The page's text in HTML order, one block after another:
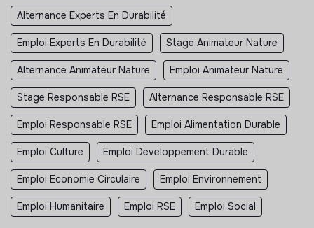
Alternance Experts En Durabilité
Emploi Experts En Durabilité Stage Animateur Nature
Alternance Animateur Nature Emploi Animateur Nature
Stage Responsable RSE Alternance Responsable RSE
Emploi Responsable RSE Emploi Alimentation Durable
Emploi Culture Emploi Developpement Durable
Emploi Economie Circulaire Emploi Environnement
Emploi Humanitaire Emploi RSE Emploi Social